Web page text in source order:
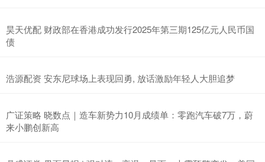
昊天优配 财政部在香港成功发行2025年第三期125亿元人民币国
债
浩源配资 安东尼球场上表现回勇, 放话激励年轻人大胆追梦
广证策略 晓数点｜造车新势力10月成绩单：零跑汽车破7万，蔚
来小鹏创新高